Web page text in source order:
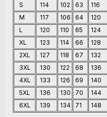
S
114 102 63 116
M
117 106 64 120
L
120 110 65 124
XL
123 114 66 128
2XL
127 118 67 132
3XL
130 122 68 136
4XL
133 126 69 140
5XL
136 130 70 144
6XL
139 134 71 148